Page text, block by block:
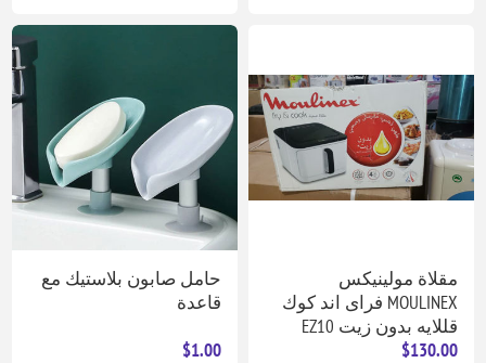
مقلاة مولينيكس
MOULINEX فراى اند كوك
قللايه بدون زيت EZ10
$130.00
حامل صابون بلاستيك مع
قاعدة
$1.00